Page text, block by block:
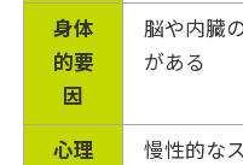
身体
的要
因
脳や内臓
がある
心理
慢性的な